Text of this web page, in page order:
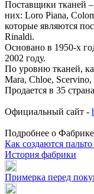
Поставщики тканей
них: Loro Piana,
которые являются
Rinaldi.
Основано в 1950-х
2002 году.
По уровню тканей,
Mara, Chloe,
Продается в 35
Официальный сайт -
Подробнее о Фабрике
Как создаются пальто
История фабрики
Примерка перед